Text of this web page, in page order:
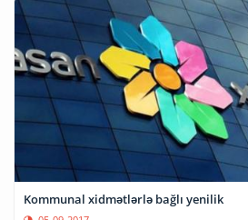
Kommunal xidmətlərlə bağlı yenilik